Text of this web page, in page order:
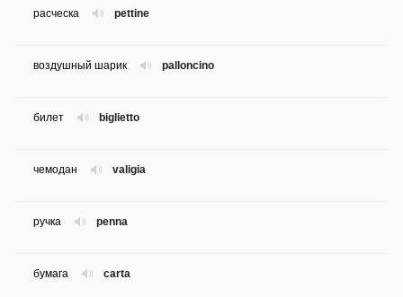
pettine
расческа
palloncino
воздушный шарик
biglietto
билет
valigia
чемодан
penna
ручка
carta
бумага